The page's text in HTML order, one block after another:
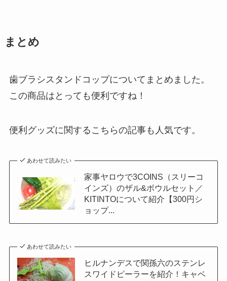
まとめ
歯ブラシスタンドコップについてまとめました。
この商品はとっても便利ですね！
便利グッズに関するこちらの記事も人気です。
あわせて読みたい
家事ヤロウで3COINS（スリーコ
インズ）のザル&ボウルセット／
KITINTOについて紹介【300円シ
ョップ...
あわせて読みたい
ヒルナンデスで関孫六のステンレ
スワイドピーラーを紹介！キャベ